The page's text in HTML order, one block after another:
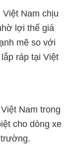
Nam chịu
lợi thế giá
mẽ so với
ráp tại Việt
Nam trong
cho dòng xe